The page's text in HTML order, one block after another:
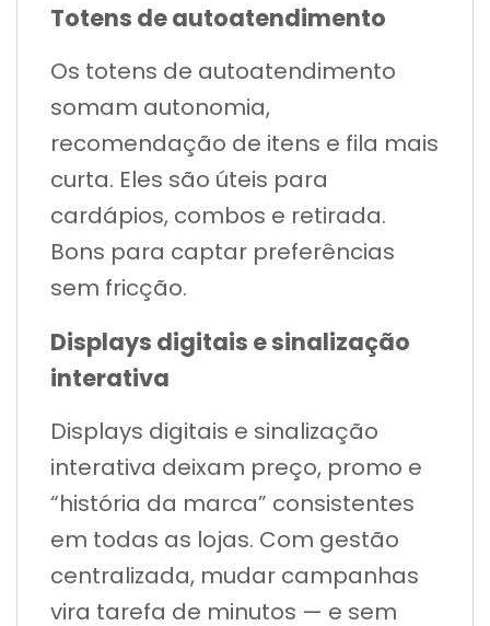
Totens de autoatendimento
Os totens de autoatendimento
somam autonomia,
recomendação de itens e fila mais
curta. Eles são úteis para
cardápios, combos e retirada.
Bons para captar preferências
sem fricção.
Displays digitais e sinalização
interativa
Displays digitais e sinalização
interativa deixam preço, promo e
“história da marca” consistentes
em todas as lojas. Com gestão
centralizada, mudar campanhas
vira tarefa de minutos — e sem